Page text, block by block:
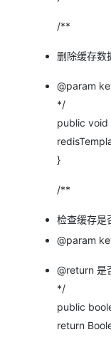
/**
删除缓存数
@param
*/
public
}
/**
检查缓存是
@param
@return 是
*/
public
return